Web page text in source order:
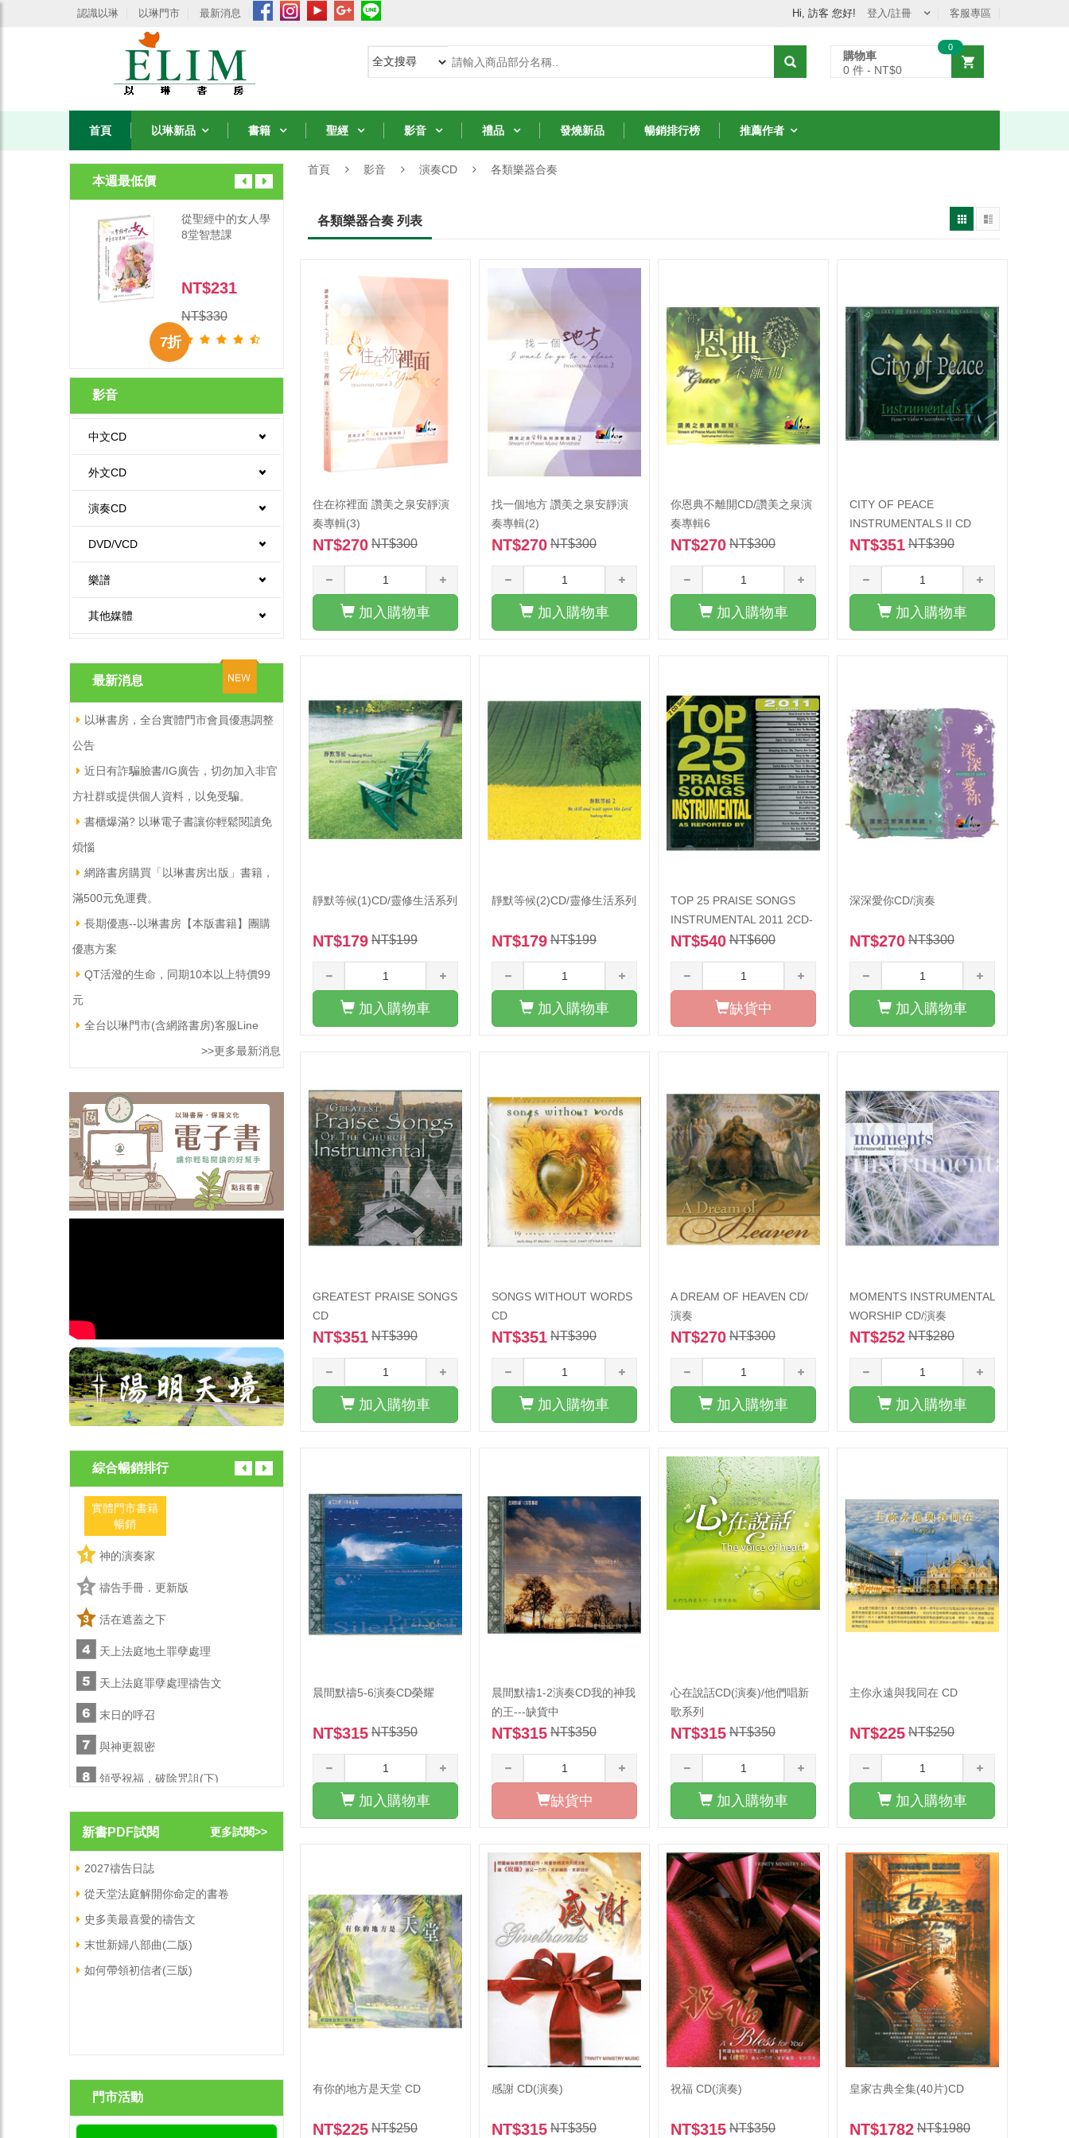
認識以琳 以琳門市 最新消息 客服專區
Hi, 訪客 您好! 登入/註冊
購物車
0件 - NT$0
0
首頁 以琳新品 書籍 聖經 影音 禮品 發燒新品 暢銷排行榜 推薦作者
本週最低價
7 折
從聖經中的女人學
8堂智慧課
NT$231
NT$330
7 折
從聖經中的女人學
8堂智慧課
7 折
NT$330
7 折
NT$330
影音
中文CD
外文CD
演奏CD
DVD/VCD
樂譜
其他媒體
最新消息
以琳書房，全台實體門市會員優惠調整
公告
近日有詐騙臉書/IG廣告，切勿加入非官
方社群或提供個人資料，以免受騙。
書櫃爆滿? 以琳電子書讓你輕鬆閱讀免
煩惱
網路書房購買「以琳書房出版」書籍，
滿500元免運費。
長期優惠--以琳書房【本版書籍】團購
優惠方案
QT活潑的生命，同期10本以上特價99
元
全台以琳門市(含網路書房)客服Line
>>更多最新消息
綜合暢銷排行
實體門市書籍
暢銷
神的演奏家
禱告手冊．更新版
活在遮蓋之下
天上法庭地土罪孽處理
天上法庭罪孽處理禱告文
末日的呼召
與神更親密
領受祝福，破除咒詛(下)
陪你走一會兒
職場屬靈爭戰禱告文
實體門市書籍
暢銷
神的演奏家
禱告手冊．更新版
活在遮蓋之下
陪你走一會兒
實體門市書籍
暢銷
神的演奏家
禱告手冊．更新版
活在遮蓋之下
末日的呼召
陪你走一會兒
實體門市書籍
暢銷
神的演奏家
禱告手冊．更新版
陪你走一會兒
新書PDF試閱 更多試閱>>
2027禱告日誌
從天堂法庭解開你命定的書卷
史多美最喜愛的禱告文
末世新婦八部曲(二版)
如何帶領初信者(三版)
門市活動
首頁 影音 演奏CD 各類樂器合奏
各類樂器合奏 列表
住在祢裡面 讚美之泉安靜演
奏專輯(3)
NT$270 NT$300
加入購物車
找一個地方 讚美之泉安靜演
奏專輯(2)
NT$270 NT$300
加入購物車
你恩典不離開CD/讚美之泉演
奏專輯6
NT$270 NT$300
加入購物車
CITY OF PEACE
INSTRUMENTALS II CD
NT$351 NT$390
加入購物車
靜默等候(1)CD/靈修生活系列
NT$179 NT$199
加入購物車
靜默等候(2)CD/靈修生活系列
NT$179 NT$199
加入購物車
TOP 25 PRAISE SONGS
INSTRUMENTAL 2011 2CD-
-缺貨
NT$540 NT$600
缺貨中
深深愛你CD/演奏
NT$270 NT$300
加入購物車
GREATEST PRAISE SONGS
CD
NT$351 NT$390
加入購物車
SONGS WITHOUT WORDS
CD
NT$351 NT$390
加入購物車
A DREAM OF HEAVEN CD/
演奏
NT$270 NT$300
加入購物車
MOMENTS INSTRUMENTAL
WORSHIP CD/演奏
NT$252 NT$280
加入購物車
晨間默禱5-6演奏CD榮耀
NT$315 NT$350
加入購物車
晨間默禱1-2演奏CD我的神我
的王---缺貨中
NT$315 NT$350
缺貨中
心在說話CD(演奏)/他們唱新
歌系列
NT$315 NT$350
加入購物車
主你永遠與我同在 CD
NT$225 NT$250
加入購物車
有你的地方是天堂 CD
NT$225 NT$250
感謝 CD(演奏)
NT$315 NT$350
祝福 CD(演奏)
NT$315 NT$350
皇家古典全集(40片)CD
NT$1782 NT$1980